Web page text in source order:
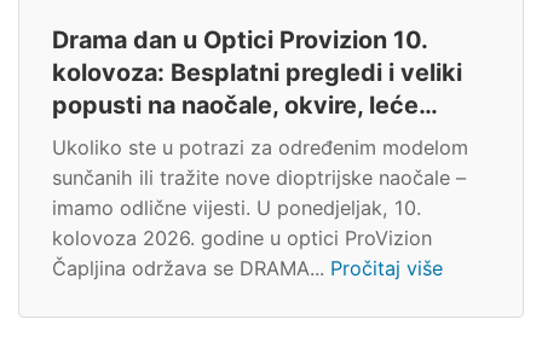
Drama dan u Optici Provizion 10.
kolovoza: Besplatni pregledi i veliki
popusti na naočale, okvire, leće…
Ukoliko ste u potrazi za određenim modelom
sunčanih ili tražite nove dioptrijske naočale –
imamo odlične vijesti. U ponedjeljak, 10.
kolovoza 2026. godine u optici ProVizion
Čapljina održava se DRAMA... Pročitaj više